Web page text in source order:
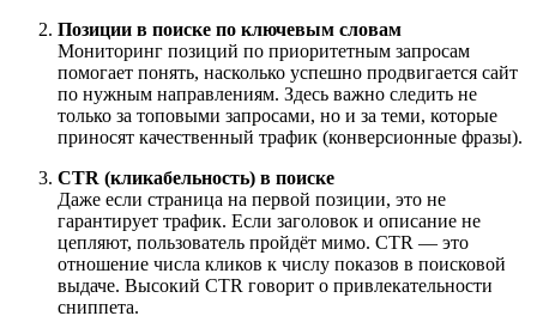
Позиции в поиске по ключевым словам
Мониторинг позиций по приоритетным запросам
помогает понять, насколько успешно продвигается сайт
по нужным направлениям. Здесь важно следить не
только за топовыми запросами, но и за теми, которые
приносят качественный трафик (конверсионные фразы).
CTR (кликабельность) в поиске
Даже если страница на первой позиции, это не
гарантирует трафик. Если заголовок и описание не
цепляют, пользователь пройдёт мимо. CTR — это
отношение числа кликов к числу показов в поисковой
выдаче. Высокий CTR говорит о привлекательности
сниппета.